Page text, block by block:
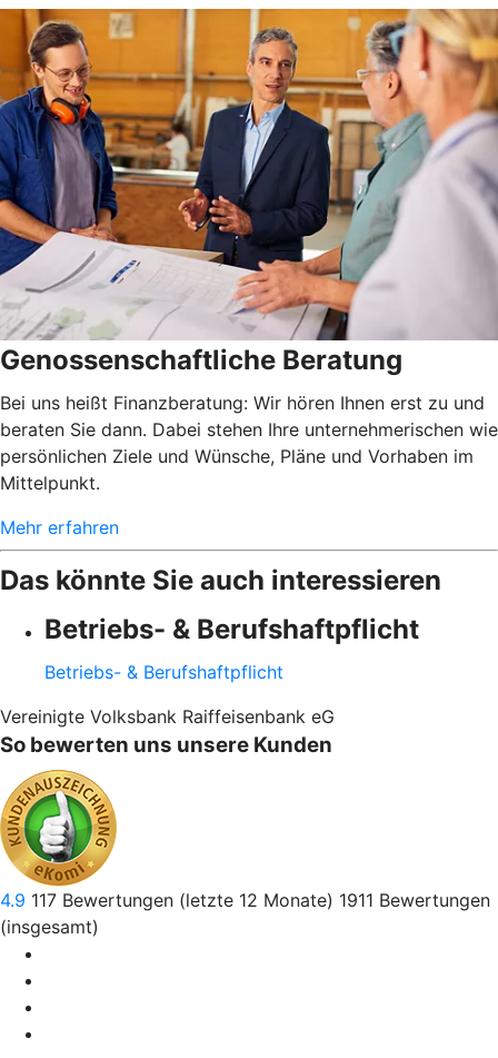
Genossenschaftliche Beratung
Bei uns heißt Finanzberatung: Wir hören Ihnen erst zu und
beraten Sie dann. Dabei stehen Ihre unternehmerischen wie
persönlichen Ziele und Wünsche, Pläne und Vorhaben im
Mittelpunkt.
Mehr erfahren
Das könnte Sie auch interessieren
Betriebs- & Berufshaftpflicht
Betriebs- & Berufshaftpflicht
Vereinigte Volksbank Raiffeisenbank eG
So bewerten uns unsere Kunden
4.9 117 Bewertungen (letzte 12 Monate) 1911 Bewertungen
(insgesamt)